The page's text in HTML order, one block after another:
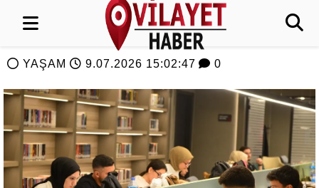
YAŞAM 9.07.2026 15:02:47 0